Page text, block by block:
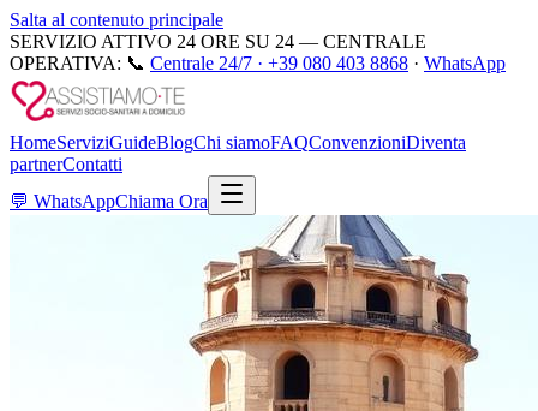
Salta al contenuto principale
SERVIZIO ATTIVO 24 ORE SU 24 — CENTRALE
OPERATIVA: 📞 Centrale 24/7 · +39 080 403 8868 · WhatsApp
HomeServiziGuideBlogChi siamoFAQConvenzioniDiventa
partnerContatti
💬 WhatsAppChiama Ora